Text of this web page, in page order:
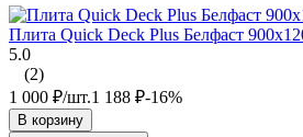
Плита Quick Deck Plus Белфаст
5.0
(2)
1 000 ₽/шт.1 188 ₽-16%
В корзину